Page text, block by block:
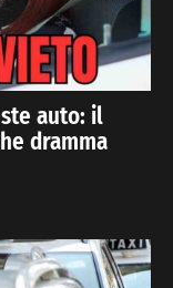
auto: il
dramma